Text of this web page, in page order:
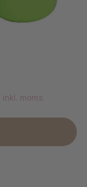
inkl. moms